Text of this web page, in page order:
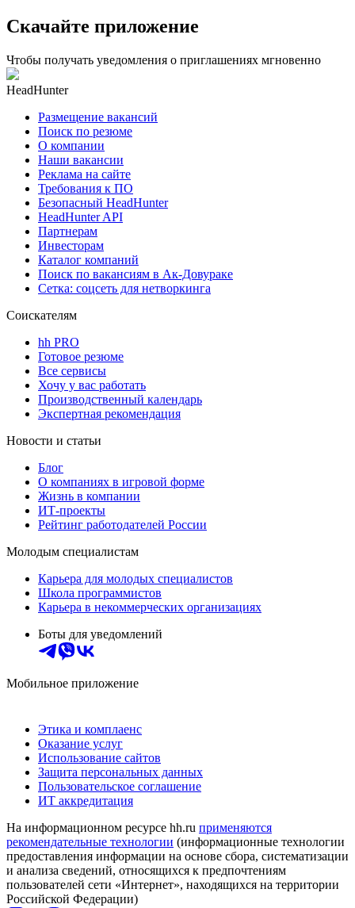
Скачайте приложение
Чтобы получать уведомления о приглашениях мгновенно
HeadHunter
Размещение вакансий
Поиск по резюме
О компании
Наши вакансии
Реклама на сайте
Требования к ПО
Безопасный HeadHunter
HeadHunter API
Партнерам
Инвесторам
Каталог компаний
Поиск по вакансиям в Ак-Довураке
Сетка: соцсеть для нетворкинга
Соискателям
hh PRO
Готовое резюме
Все сервисы
Хочу у вас работать
Производственный календарь
Экспертная рекомендация
Новости и статьи
Блог
О компаниях в игровой форме
Жизнь в компании
ИТ-проекты
Рейтинг работодателей России
Молодым специалистам
Карьера для молодых специалистов
Школа программистов
Карьера в некоммерческих организациях
Боты для уведомлений
Мобильное приложение
Этика и комплаенс
Оказание услуг
Использование сайтов
Защита персональных данных
Пользовательское соглашение
ИТ аккредитация
На информационном ресурсе hh.ru применяются
рекомендательные технологии (информационные технологии
предоставления информации на основе сбора, систематизации
и анализа сведений, относящихся к предпочтениям
пользователей сети «Интернет», находящихся на территории
Российской Федерации)